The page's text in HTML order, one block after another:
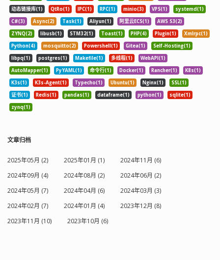
动态链接库(1)
QtRo(1) IPC(1) RPC(1) minio(3) VPS(1)
systemd(1)
C#(3)
Async(2) Task(1) Aliyun(1) 阿里云ECS(1)
AWS S3(2)
ZYNQ(2)
libusb(1) STM32(1) Toast(1) PHP(4) Plugin(1)
Xmlrpc(1)
Python(4)
mosquitto(2) Powershell(1) Gitea(1)
Self-Hosting(1)
libpq(1)
postgres(1) Makefile(1) 多线程(1)
WebAPI(1)
AutoMapper(1)
PyYAML(1) 命令行(1) Docker(1) Rancher(1)
K8s(1)
K3s(1)
K3s-Agent(1) Typecho(1) Ubuntu(1) Nginx(1)
SSL(1)
证书(1)
Redis(1) pandas(1) dataframe(1) python(1)
sqlite(1)
zynq(1)
文章归档
2025年05月 (2) 2025年01月 (1)
2024年11月 (6)
2024年09月 (4)
2024年08月 (2)
2024年06月 (2)
2024年05月 (7)
2024年04月 (6)
2024年03月 (3)
2024年02月 (7)
2024年01月 (4)
2023年12月 (8)
2023年11月 (10)
2023年10月 (6)